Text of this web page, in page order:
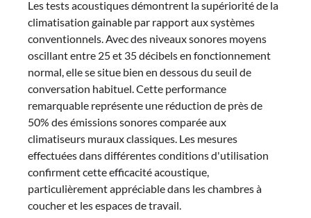
Les tests acoustiques démontrent la supériorité de la
climatisation gainable par rapport aux systèmes
conventionnels. Avec des niveaux sonores moyens
oscillant entre 25 et 35 décibels en fonctionnement
normal, elle se situe bien en dessous du seuil de
conversation habituel. Cette performance
remarquable représente une réduction de près de
50% des émissions sonores comparée aux
climatiseurs muraux classiques. Les mesures
effectuées dans différentes conditions d'utilisation
confirment cette efficacité acoustique,
particulièrement appréciable dans les chambres à
coucher et les espaces de travail.